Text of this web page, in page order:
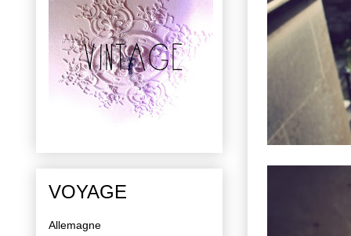
VOYAGE
Allemagne